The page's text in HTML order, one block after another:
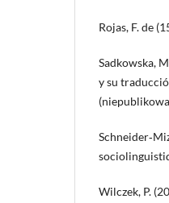
Rojas, F. de
Sadkowska,
y su
Wilczek, P.